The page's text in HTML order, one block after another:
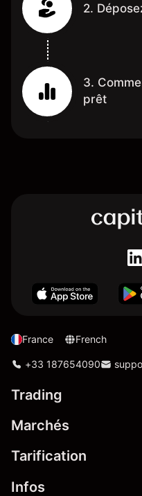
2.
3.
prêt
France French
+33 187654090
Trading
Marchés
Tarification
Infos